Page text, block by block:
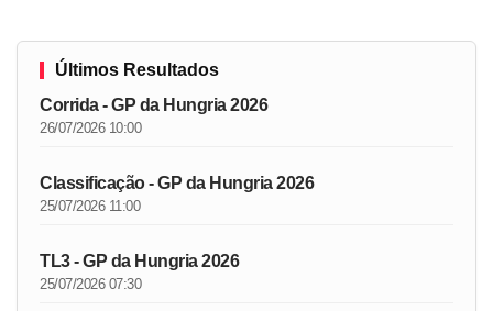
Últimos Resultados
Corrida - GP da Hungria 2026
26/07/2026 10:00
Classificação - GP da Hungria 2026
25/07/2026 11:00
TL3 - GP da Hungria 2026
25/07/2026 07:30